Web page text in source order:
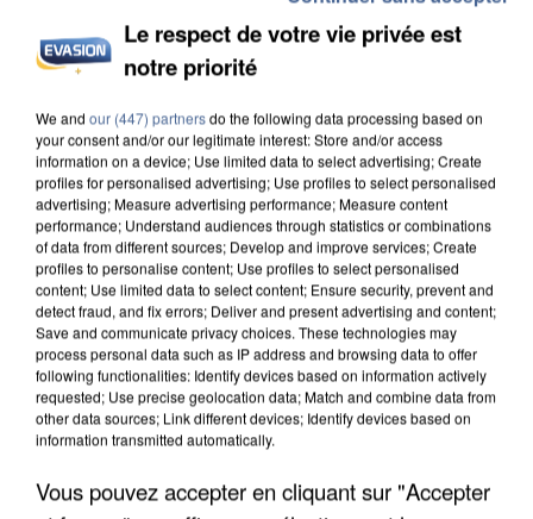
IL TUE SON FILS ET ENVOIE DES PHOTOS À SON
EX-COMPAGNE À NICE
Le respect de votre vie privée est
notre priorité
We and our (447) partnersdo the following data processing based on
your consent and/or our legitimate interest: Store and/or access
information on a device; Use limited data to select advertising; Create
profiles for personalised advertising; Use profiles to select personalised
advertising; Measure advertising performance; Measure content
performance; Understand audiences through statistics or combinations
of data from different sources; Develop and improve services; Create
profiles to personalise content; Use profiles to select personalised
content; Use limited data to select content; Ensure security, prevent and
detect fraud, and fix errors; Deliver and present advertising and content;
Save and communicate privacy choices. These technologies may
process personal data such as IP address and browsing data to offer
following functionalities: Identify devices based on information actively
requested; Use precise geolocation data; Match and combine data from
other data sources; Link different devices; Identify devices based on
information transmitted automatically.
Vous pouvez accepter en cliquant sur "Accepter